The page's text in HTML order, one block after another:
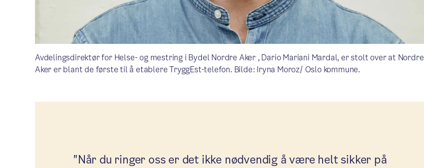
Avdelingsdirektør for Helse- og mestring i Bydel Nordre Aker , Dario Mariani Mardal, er stolt over at Nordre
Aker er blant de første til å etablere TryggEst-telefon. Bilde: Iryna Moroz/ Oslo kommune.
"Når du ringer oss er det ikke nødvendig å være helt sikker på